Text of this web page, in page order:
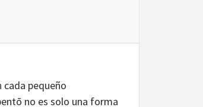
pequeño
no es solo una forma